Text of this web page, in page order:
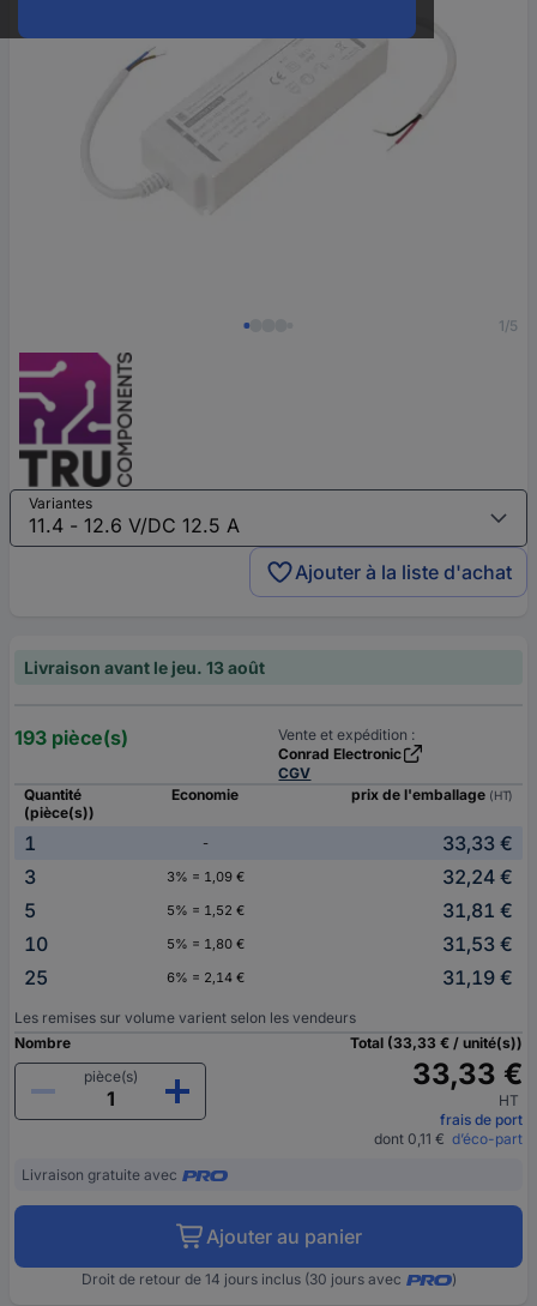
1/5
Variantes
Ajouter à la liste d'achat
Livraison avant le jeu. 13 août
193 pièce(s)
Vente et expédition :
Conrad Electronic
CGV
Quantité
(pièce(s))
Economie prix de l'emballage (HT)
1 -
33,33 €
3
3% = 1,09 €
32,24 €
5
5% = 1,52 €
31,81 €
10
5% = 1,80 €
31,53 €
25
6% = 2,14 € 31,19 €
Les remises sur volume varient selon les vendeurs
Nombre
pièce(s)
Total (33,33 € / unité(s))
33,33 €
HT
frais de port
dont 0,11 € d’éco-part
Livraison gratuite avec
Ajouter au panier
Droit de retour de 14 jours inclus (30 jours avec )